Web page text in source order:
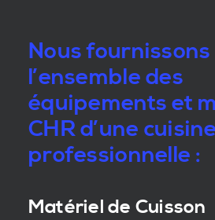
Nous fournissons
l’ensemble des
équipements et
CHR d’une cuisine
professionnelle :
Matériel de Cuisson